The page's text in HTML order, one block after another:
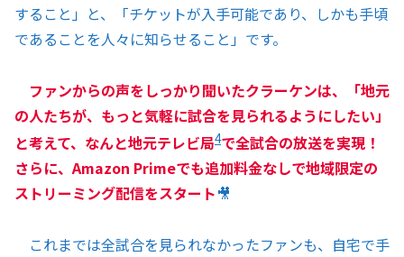
すること」と、「チケットが入手可能であり、しかも手頃
であることを人々に知らせること」です。
ファンからの声をしっかり聞いたクラーケンは、「地元
の人たちが、もっと気軽に試合を見られるようにしたい」
と考えて、なんと地元テレビ局4で全試合の放送を実現！
さらに、Amazon Primeでも追加料金なしで地域限定の
ストリーミング配信をスタート🎥
これまでは全試合を見られなかったファンも、自宅で手